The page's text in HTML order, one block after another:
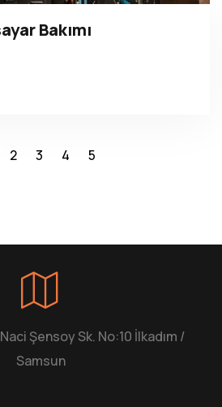
Bakımı
2 3 4 5
Şensoy Sk. No:10 İlkadım /
Samsun